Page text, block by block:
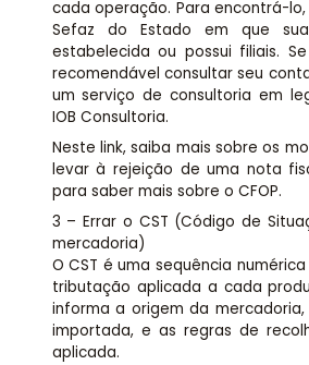
cada operação. Para encontrá-
Sefaz do Estado em que
estabelecida ou possui filiais.
recomendável consultar seu
um serviço de consultoria em
IOB Consultoria.
Neste link, saiba mais sobre os
levar à rejeição de uma nota
para saber mais sobre o CFOP.
3 – Errar o CST (Código de
mercadoria)
O CST é uma sequência
tributação aplicada a cada
informa a origem da
importada, e as regras de
aplicada.